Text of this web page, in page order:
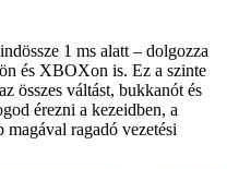
1 ms alatt – dolgozza
és XBOXon is. Ez a szinte
összes váltást, bukkanót és
érezni a kezeidben, a
ragadó vezetési